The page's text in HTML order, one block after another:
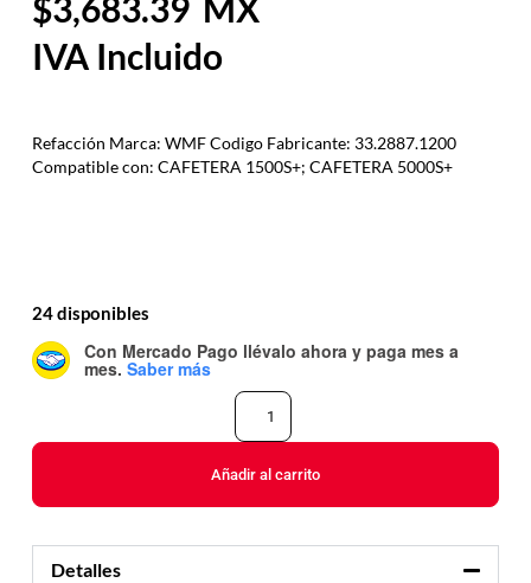
Refacción Marca: WMF Codigo Fabricante: 33.2887.1200
Compatible con: CAFETERA 1500S+; CAFETERA 5000S+
24 disponibles
Con Mercado Pago llévalo ahora y paga mes a
mes. Saber más
Añadir al carrito
Detalles